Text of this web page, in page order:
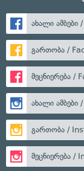
ახალი ამბები
გართობა /
მეცნიერება /
ახალი
გართობა /
მეცნიერება /